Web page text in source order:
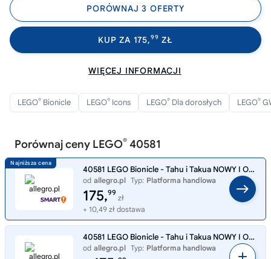
PORÓWNAJ 3 OFERTY
KUP ZA 175,99 ZŁ
WIĘCEJ INFORMACJI
LEGO® Bionicle LEGO® Icons LEGO® Dla dorosłych LEGO®
Porównaj ceny LEGO® 40581
40581 LEGO Bionicle - Tahu i Takua NOWY I ORYGINALNY ZESTAW KLOCKÓ LEGO!!!
od allegro.pl Typ: Platforma handlowa
175,99
zł
+ 10,49 zł dostawa
40581 LEGO Bionicle - Tahu i Takua NOWY I ORYGINALNY ZESTAW KLOCKÓ LEGO!!!
od allegro.pl Typ: Platforma handlowa